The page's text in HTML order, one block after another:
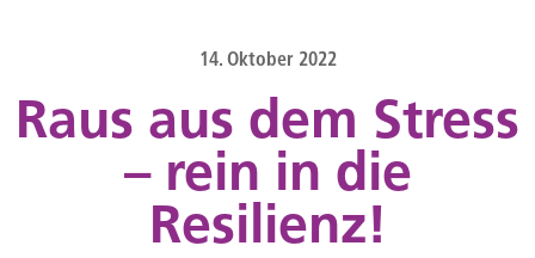
14. Oktober 2022
Raus aus dem Stress
– rein in die
Resilienz!